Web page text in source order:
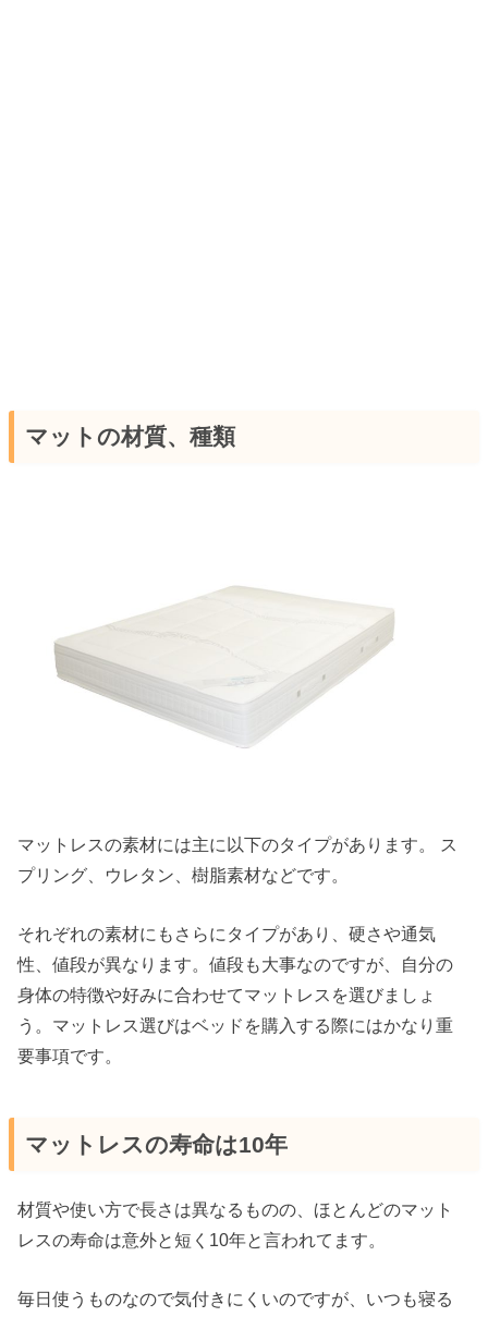
マットの材質、種類
マットレスの素材には主に以下のタイプがあります。 ス
プリング、ウレタン、樹脂素材などです。
それぞれの素材にもさらにタイプがあり、硬さや通気
性、値段が異なります。値段も大事なのですが、自分の
身体の特徴や好みに合わせてマットレスを選びましょ
う。マットレス選びはベッドを購入する際にはかなり重
要事項です。
マットレスの寿命は10年
材質や使い方で長さは異なるものの、ほとんどのマット
レスの寿命は意外と短く10年と言われてます。
毎日使うものなので気付きにくいのですが、いつも寝る